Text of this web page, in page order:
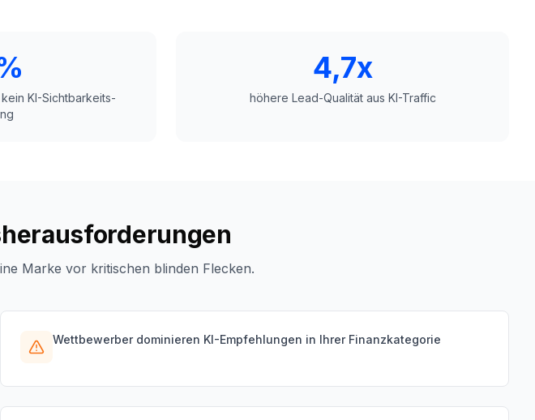
KI-Sichtbarkeits-
4,7x
höhere Lead-Qualität aus KI-Traffic
Marke vor kritischen blinden Flecken.
Wettbewerber dominieren KI-Empfehlungen in Ihrer Finanzkategorie